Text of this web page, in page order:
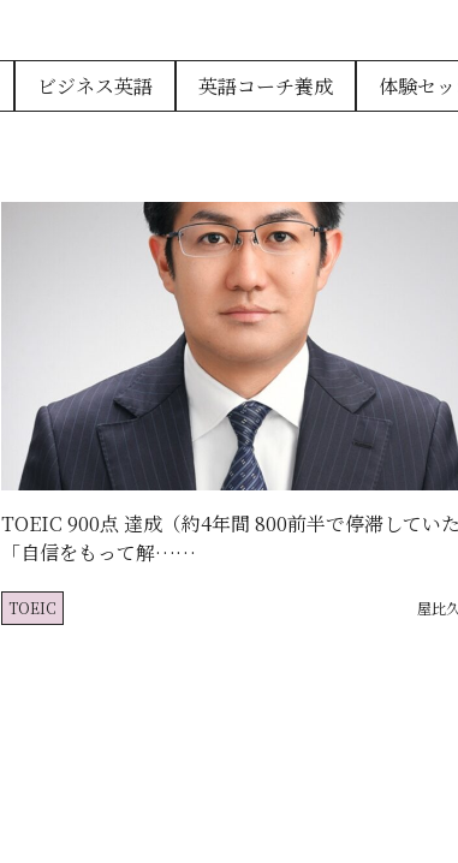
ビジネス英語 英語コーチ養成 体験セ
TOEIC 900点 達成（約4年間 800前半で停滞していた
「自信をもって解……
TOEIC 屋比